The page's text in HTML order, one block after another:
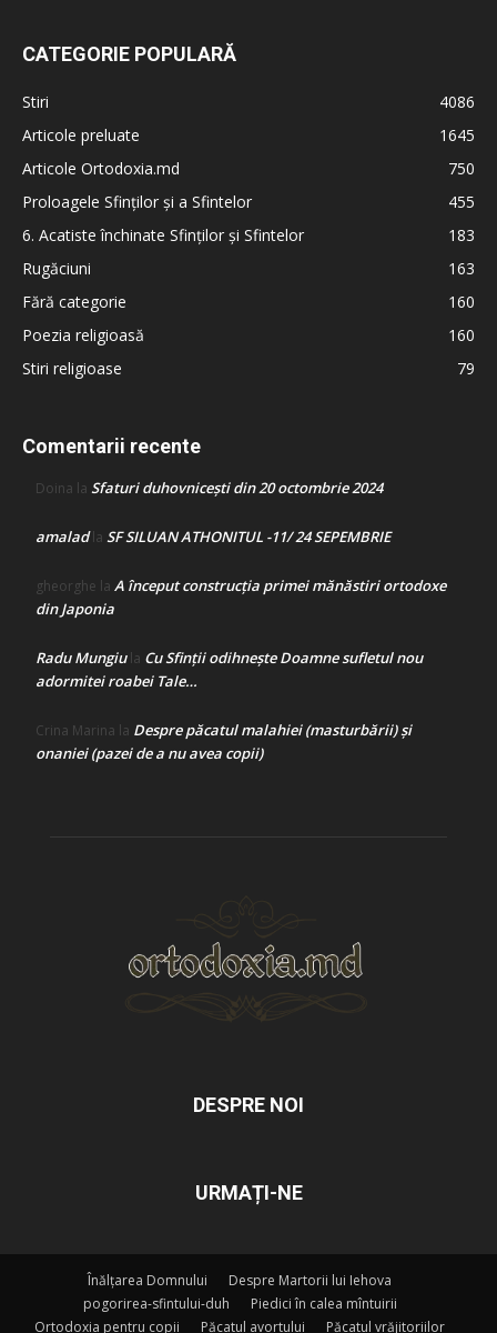
CATEGORIE POPULARĂ
Stiri
4086
Articole preluate
1645
Articole Ortodoxia.md
750
Proloagele Sfinților și a Sfintelor
455
6. Acatiste închinate Sfinților și Sfintelor
183
Rugăciuni
163
Fără categorie
160
Poezia religioasă
160
Stiri religioase
79
Comentarii recente
Doina la Sfaturi duhovnicești din 20 octombrie 2024
amaladla SF SILUAN ATHONITUL -11/ 24 SEPEMBRIE
gheorghe la A început construcţia primei mănăstiri ortodoxe
din Japonia
Radu Mungiula Cu Sfinții odihnește Doamne sufletul nou
adormitei roabei Tale…
Crina Marina la Despre păcatul malahiei (masturbării) şi
onaniei (pazei de a nu avea copii)
DESPRE NOI
URMAȚI-NE
Înălțarea Domnului
Despre Martorii lui Iehova
pogorirea-sfintului-duh
Piedici în calea mîntuirii
Ortodoxia pentru copii
Păcatul avortului Păcatul vrăjitoriilor